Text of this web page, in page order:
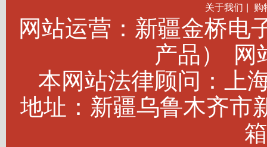
关于我们 购
网站运营：新疆金桥电
产品）
网
本网站法律顾问：上
地址：新疆乌鲁木齐市